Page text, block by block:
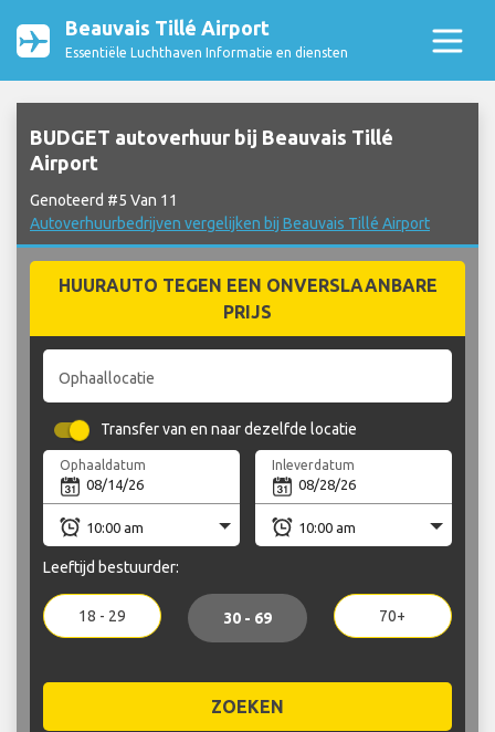
Beauvais Tillé Airport
Essentiële Luchthaven Informatie en diensten
BUDGET autoverhuur bij Beauvais Tillé
Airport
Genoteerd #5 Van 11
Autoverhuurbedrijven vergelijken bij Beauvais Tillé Airport
HUURAUTO TEGEN EEN ONVERSLAANBARE
PRIJS
Ophaallocatie
Transfer van en naar dezelfde locatie
Ophaaldatum Inleverdatum
Leeftijd bestuurder:
18 - 29 30 - 69 70+
ZOEKEN